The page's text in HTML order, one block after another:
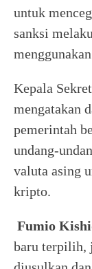
untuk
sanksi
Kepala
mengatakan
pemerintah
undang-
valuta asing
kripto.
Fumio
baru terpilih,